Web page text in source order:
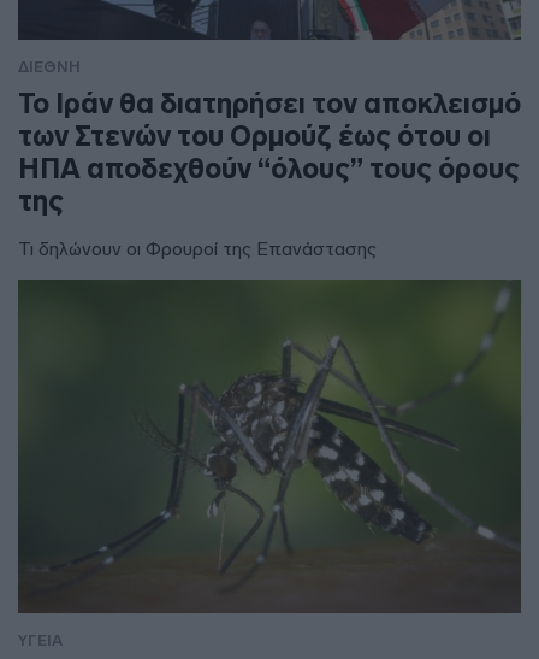
ΔΙΕΘΝΗ
To Ιράν θα διατηρήσει τον αποκλεισμό
των Στενών του Ορμούζ έως ότου οι
ΗΠΑ αποδεχθούν “όλους” τους όρους
της
Τι δηλώνουν οι Φρουροί της Επανάστασης
ΥΓΕΙΑ